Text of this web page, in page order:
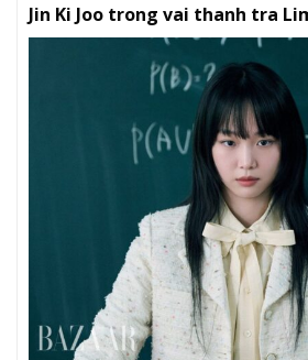
Jin Ki Joo trong vai thanh tra